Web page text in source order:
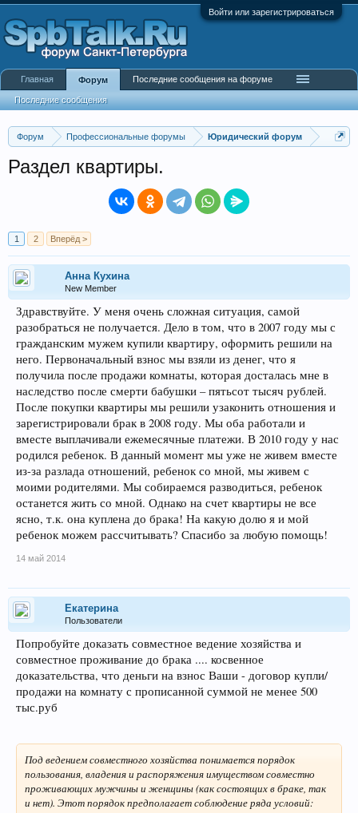
Войти или зарегистрироваться
Форум Профессиональные форумы Юридический форум
Раздел квартиры.
1 2 Вперёд >
Анна Кухина
New Member
Здравствуйте. У меня очень сложная ситуация, самой
разобраться не получается. Дело в том, что в 2007 году мы с
гражданским мужем купили квартиру, оформить решили на
него. Первоначальный взнос мы взяли из денег, что я
получила после продажи комнаты, которая досталась мне в
наследство после смерти бабушки – пятьсот тысяч рублей.
После покупки квартиры мы решили узаконить отношения и
зарегистрировали брак в 2008 году. Мы оба работали и
вместе выплачивали ежемесячные платежи. В 2010 году у нас
родился ребенок. В данный момент мы уже не живем вместе
из-за разлада отношений, ребенок со мной, мы живем с
моими родителями. Мы собираемся разводиться, ребенок
останется жить со мной. Однако на счет квартиры не все
ясно, т.к. она куплена до брака! На какую долю я и мой
ребенок можем рассчитывать? Спасибо за любую помощь!
14 май 2014
Екатерина
Пользователи
Попробуйте доказать совместное ведение хозяйства и
совместное проживание до брака .... косвенное
доказательства, что деньги на взнос Ваши - договор купли/
продажи на комнату с прописанной суммой не менее 500
тыс.руб
Под ведением совместного хозяйства понимается порядок
пользования, владения и распоряжения имуществом совместно
проживающих мужчины и женщины (как состоящих в браке, так
и нет). Этот порядок предполагает соблюдение ряда условий:
Главная Форум
Последние сообщения
Последние сообщения на форуме